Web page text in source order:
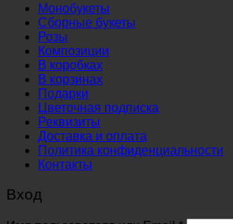
Монобукеты
Сборные букеты
Розы
Композиции
В коробках
В корзинах
Подарки
Цветочная подписка
Реквизиты
Доставка и оплата
Политика конфиденциальности
Контакты
Вход